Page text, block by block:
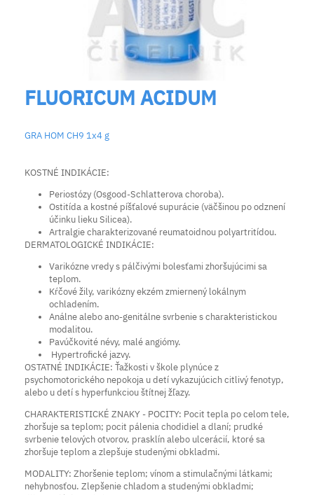
FLUORICUM ACIDUM
GRA HOM CH9 1x4 g
KOSTNÉ INDIKÁCIE:
Periostózy (Osgood-Schlatterova choroba).
Ostitída a kostné píšťalové supurácie (väčšinou po odznení
účinku lieku Silicea).
Artralgie charakterizované reumatoidnou polyartritídou.
DERMATOLOGICKÉ INDIKÁCIE:
Varikózne vredy s pálčivými bolesťami zhoršujúcimi sa
teplom.
Kŕčové žily, varikózny ekzém zmiernený lokálnym
ochladením.
Análne alebo ano-genitálne svrbenie s charakteristickou
modalitou.
Pavúčkovité névy, malé angiómy.
Hypertrofické jazvy.
OSTATNÉ INDIKÁCIE: Ťažkosti v škole plynúce z
psychomotorického nepokoja u detí vykazujúcich citlivý fenotyp,
alebo u detí s hyperfunkciou štítnej žľazy.
CHARAKTERISTICKÉ ZNAKY - POCITY: Pocit tepla po celom tele,
zhoršuje sa teplom; pocit pálenia chodidiel a dlaní; prudké
svrbenie telových otvorov, prasklín alebo ulcerácií, ktoré sa
zhoršuje teplom a zlepšuje studenými obkladmi.
MODALITY: Zhoršenie teplom; vínom a stimulačnými látkami;
nehybnosťou. Zlepšenie chladom a studenými obkladmi;